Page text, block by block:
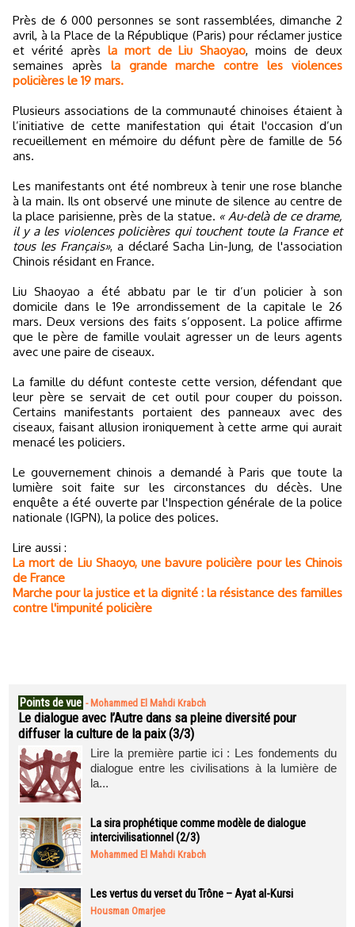
Près de 6 000 personnes se sont rassemblées, dimanche 2
avril, à la Place de la République (Paris) pour réclamer justice
et vérité après la mort de Liu Shaoyao, moins de deux
semaines après la grande marche contre les violences
policières le 19 mars.
Plusieurs associations de la communauté chinoises étaient à
l’initiative de cette manifestation qui était l'occasion d’un
recueillement en mémoire du défunt père de famille de 56
ans.
Les manifestants ont été nombreux à tenir une rose blanche
à la main. Ils ont observé une minute de silence au centre de
la place parisienne, près de la statue. « Au-delà de ce drame,
il y a les violences policières qui touchent toute la France et
tous les Français», a déclaré Sacha Lin-Jung, de l'association
Chinois résidant en France.
Liu Shaoyao a été abbatu par le tir d’un policier à son
domicile dans le 19e arrondissement de la capitale le 26
mars. Deux versions des faits s’opposent. La police affirme
que le père de famille voulait agresser un de leurs agents
avec une paire de ciseaux.
La famille du défunt conteste cette version, défendant que
leur père se servait de cet outil pour couper du poisson.
Certains manifestants portaient des panneaux avec des
ciseaux, faisant allusion ironiquement à cette arme qui aurait
menacé les policiers.
Le gouvernement chinois a demandé à Paris que toute la
lumière soit faite sur les circonstances du décès. Une
enquête a été ouverte par l'Inspection générale de la police
nationale (IGPN), la police des polices.
Lire aussi :
La mort de Liu Shaoyo, une bavure policière pour les Chinois
de France
Marche pour la justice et la dignité : la résistance des familles
contre l'impunité policière
Points de vue - Mohammed El Mahdi Krabch
Le dialogue avec l’Autre dans sa pleine diversité pour
diffuser la culture de la paix (3/3)
Lire la première partie ici : Les fondements du
dialogue entre les civilisations à la lumière de
la...
La sira prophétique comme modèle de dialogue
intercivilisationnel (2/3)
Mohammed El Mahdi Krabch
Les vertus du verset du Trône – Ayat al-Kursi
Housman Omarjee